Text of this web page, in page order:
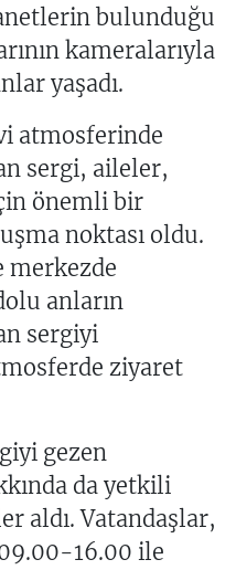
bulunduğu
kameralarıyla
yaşadı.
atmosferinde
sergi, aileler,
önemli bir
noktası oldu.
merkezde
anların
sergiyi
ziyaret
gezen
da yetkili
aldı. Vatandaşlar,
16.00 ile